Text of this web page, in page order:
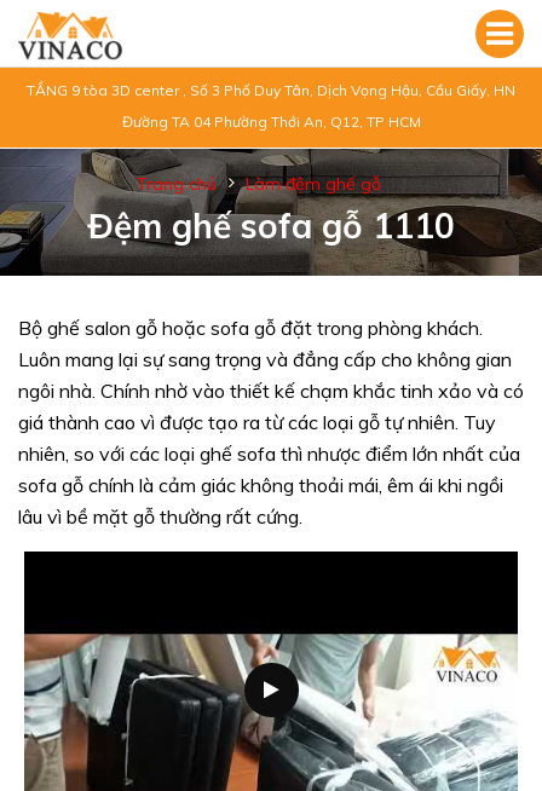
TẦNG 9 tòa 3D center , Số 3 Phố Duy Tân, Dịch Vọng Hậu, Cầu Giấy, HN
Đường TA 04 Phường Thới An, Q12, TP HCM
Trang chủ Làm đệm ghế gỗ
Đệm ghế sofa gỗ 1110
Bộ ghế salon gỗ hoặc sofa gỗ đặt trong phòng khách.
Luôn mang lại sự sang trọng và đẳng cấp cho không gian
ngôi nhà. Chính nhờ vào thiết kế chạm khắc tinh xảo và có
giá thành cao vì được tạo ra từ các loại gỗ tự nhiên. Tuy
nhiên, so với các loại ghế sofa thì nhược điểm lớn nhất của
sofa gỗ chính là cảm giác không thoải mái, êm ái khi ngồi
lâu vì bề mặt gỗ thường rất cứng.